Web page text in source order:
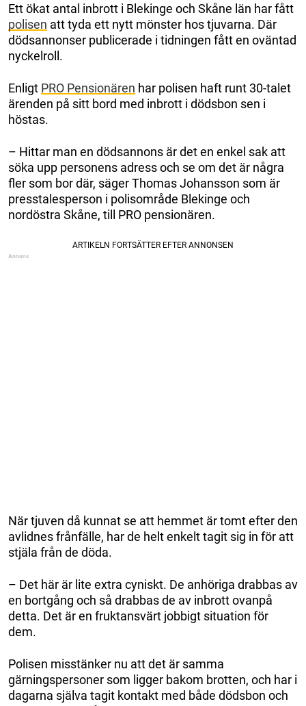
Ett ökat antal inbrott i Blekinge och Skåne län har fått
polisen att tyda ett nytt mönster hos tjuvarna. Där
dödsannonser publicerade i tidningen fått en oväntad
nyckelroll.
Enligt PRO Pensionären har polisen haft runt 30-talet
ärenden på sitt bord med inbrott i dödsbon sen i
höstas.
– Hittar man en dödsannons är det en enkel sak att
söka upp personens adress och se om det är några
fler som bor där, säger Thomas Johansson som är
presstalesperson i polisområde Blekinge och
nordöstra Skåne, till PRO pensionären.
När tjuven då kunnat se att hemmet är tomt efter den
avlidnes frånfälle, har de helt enkelt tagit sig in för att
stjäla från de döda.
– Det här är lite extra cyniskt. De anhöriga drabbas av
en bortgång och så drabbas de av inbrott ovanpå
detta. Det är en fruktansvärt jobbigt situation för
dem.
Polisen misstänker nu att det är samma
gärningspersoner som ligger bakom brotten, och har i
dagarna själva tagit kontakt med både dödsbon och